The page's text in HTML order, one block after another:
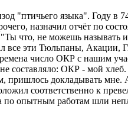
"птичьего языка". Году в
назначил отчёт по
что, не можешь называть
все эти Тюльпаны, Акации,
число ОКР с нашим
составляло: ОКР - мой
пришлось докладывать мне.
соответственно к
по опытным работам шли